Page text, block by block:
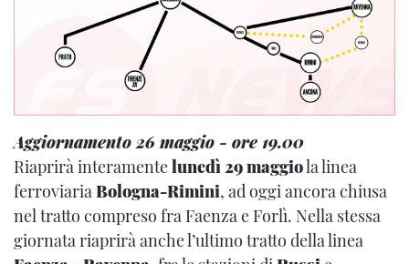
Aggiornamento 26 maggio - ore 19.00
Riaprirà interamentelunedì 29 maggiola linea
ferroviariaBologna-Rimini, ad oggi ancora chiusa
nel tratto compreso fra Faenza e Forlì. Nella stessa
giornata riaprirà anche l’ultimo tratto della linea